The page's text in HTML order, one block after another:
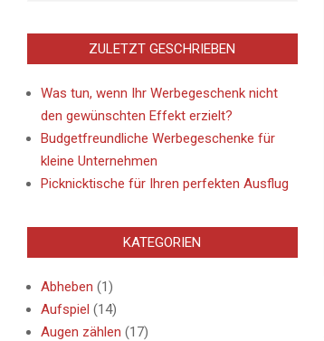
ZULETZT GESCHRIEBEN
Was tun, wenn Ihr Werbegeschenk nicht
den gewünschten Effekt erzielt?
Budgetfreundliche Werbegeschenke für
kleine Unternehmen
Picknicktische für Ihren perfekten Ausflug
KATEGORIEN
Abheben (1)
Aufspiel (14)
Augen zählen (17)